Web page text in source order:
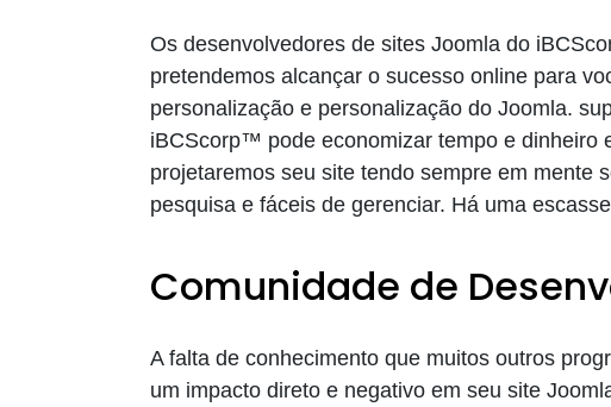
Os desenvolvedores de sites Joomla do
pretendemos alcançar o sucesso online para
personalização e personalização do Joomla.
iBCScorp™ pode economizar tempo e dinheiro
projetaremos seu site tendo sempre em mente
pesquisa e fáceis de gerenciar. Há uma
Comunidade de
A falta de conhecimento que muitos outros
um impacto direto e negativo em seu site